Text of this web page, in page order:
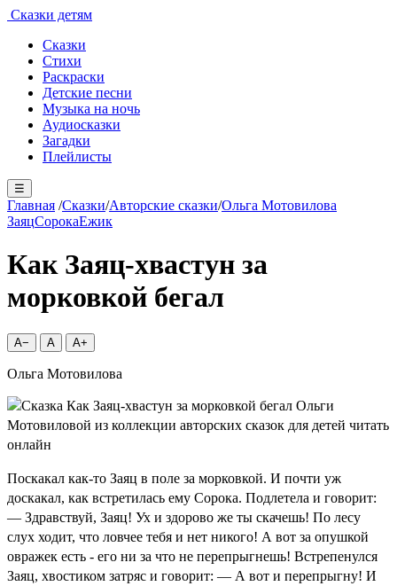
Сказки детям
Сказки
Стихи
Раскраски
Детские песни
Музыка на ночь
Аудиосказки
Загадки
Плейлисты
☰
Главная /Сказки/Авторские сказки/Ольга Мотовилова
ЗаяцСорокаЕжик
Как Заяц-хвастун за
морковкой бегал
A− A A+
Ольга Мотовилова
Поскакал как-то Заяц в поле за морковкой. И почти уж
доскакал, как встретилась ему Сорока. Подлетела и говорит:
— Здравствуй, Заяц! Ух и здорово же ты скачешь! По лесу
слух ходит, что ловчее тебя и нет никого! А вот за опушкой
овражек есть - его ни за что не перепрыгнешь! Встрепенулся
Заяц, хвостиком затряс и говорит: — А вот и перепрыгну! И